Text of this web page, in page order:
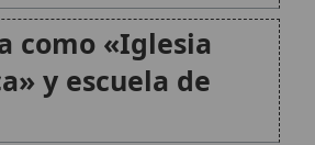
e inspiración: la
pequeños ante